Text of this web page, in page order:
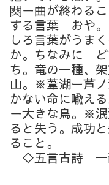
闋ー曲が終わる
する言葉 おや。
しろ言葉がうま
か。ちなみに
ち。竜の一種、
山。※葦湖ー芦
かない命に喩え
ー大きな鳥。※
ると失う。成功
ること。
◇五言古詩 一